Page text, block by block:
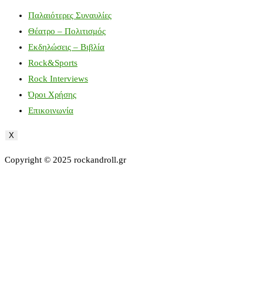
Παλαιότερες Συναυλίες
Θέατρο – Πολιτισμός
Εκδηλώσεις – Βιβλία
Rock&Sports
Rock Interviews
Όροι Χρήσης
Επικοινωνία
X
Copyright © 2025 rockandroll.gr